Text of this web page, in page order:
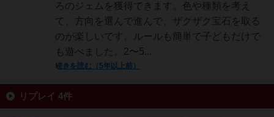
ろのジェムを獲得できます。色や種類を考え
て、方向を選んで進んで、ザクザク宝石を取る
のが楽しいです。ルールも簡単で子どもだけで
も遊べました。2〜5...
続きを読む（5年以上前）
リプレイ 4件